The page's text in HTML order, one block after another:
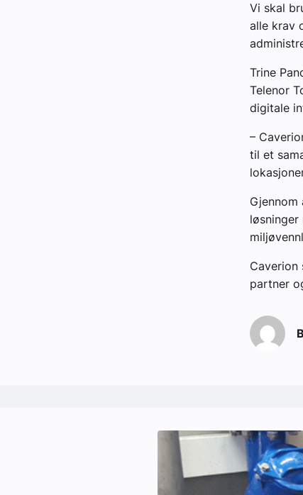
Vi skal
alle krav
Trine
Telenor
digitale
–
til et
Caverion
partner